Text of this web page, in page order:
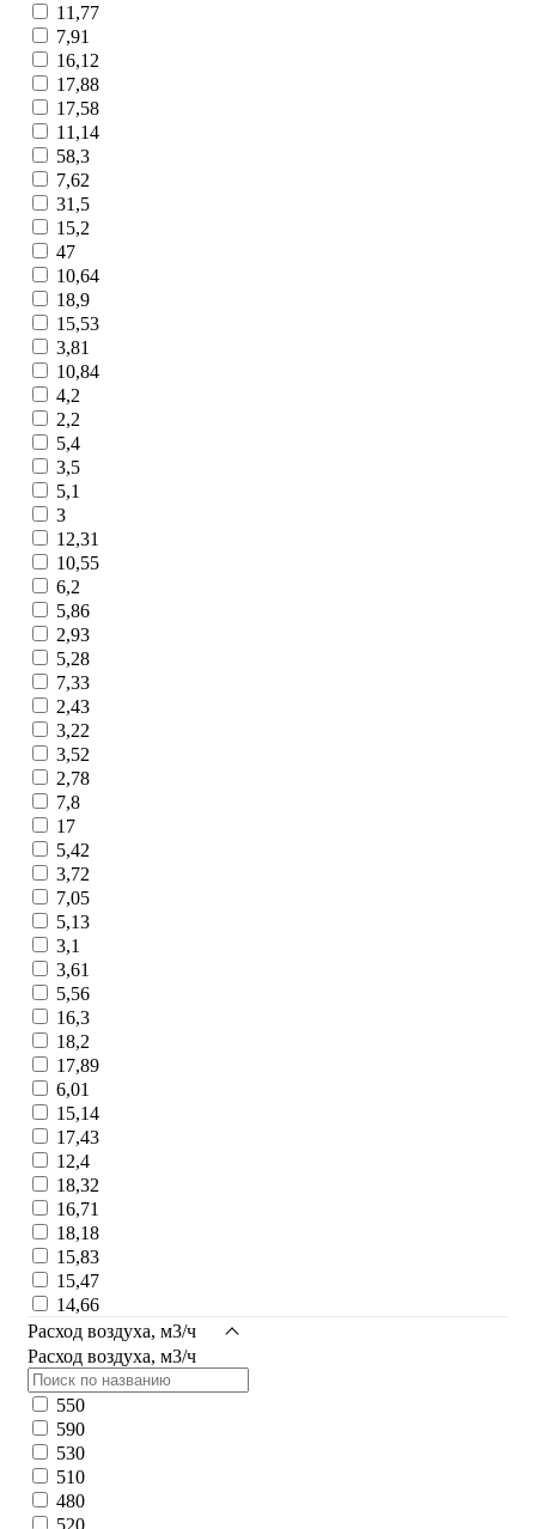
11,77
7,91
16,12
17,88
17,58
11,14
58,3
7,62
31,5
15,2
47
10,64
18,9
15,53
3,81
10,84
4,2
2,2
5,4
3,5
5,1
3
12,31
10,55
6,2
5,86
2,93
5,28
7,33
2,43
3,22
3,52
2,78
7,8
17
5,42
3,72
7,05
5,13
3,1
3,61
5,56
16,3
18,2
17,89
6,01
15,14
17,43
12,4
18,32
16,71
18,18
15,83
15,47
14,66
Расход воздуха, м3/ч
Расход воздуха, м3/ч
550
590
530
510
480
520